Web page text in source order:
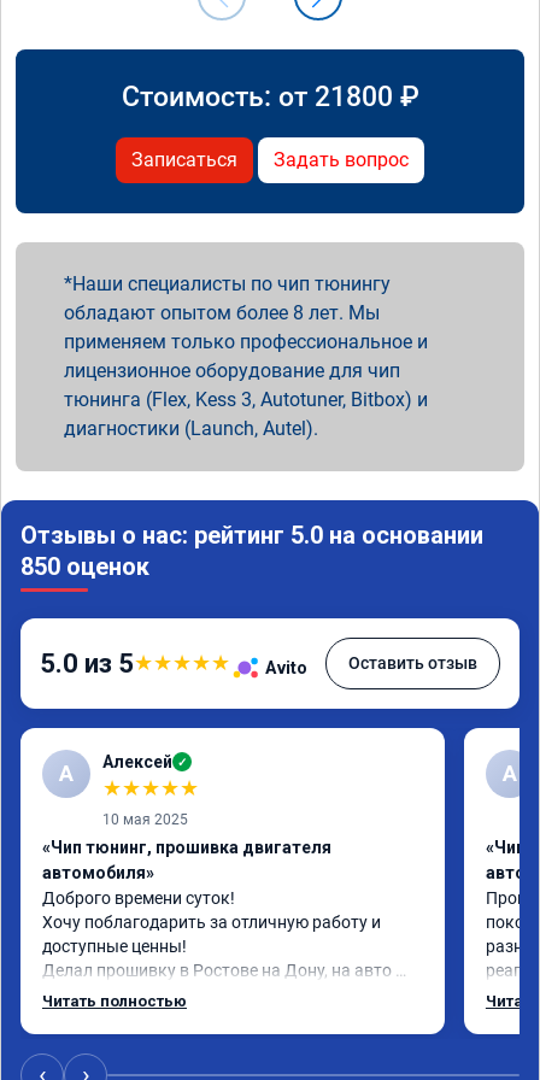
Стоимость: от 21800 ₽
Записаться Задать вопрос
Наши специалисты по чип тюнингу
обладают опытом более 8 лет. Мы
применяем только профессиональное и
лицензионное оборудование для чип
тюнинга (Flex, Kess 3, Autotuner, Bitbox) и
диагностики (Launch, Autel).
Отзывы о нас: рейтинг 5.0 на основании
850 оценок
5.0 из 5★★★★★ Avito Оставить отзыв
А Алексей ✓
★★★★★
10 мая 2025
«Чип тюнинг, прошивка двигателя
автомобиля»
Доброго времени суток!
Хочу поблагодарить за отличную работу и
доступные ценны!
Делал прошивку в Ростове на Дону, на авто
шевроле круз 1.8 (141 л.с)с акпп 2013г.в.
а результат при этом просто бомба. Сделали
Читать полностью
А
«Чип